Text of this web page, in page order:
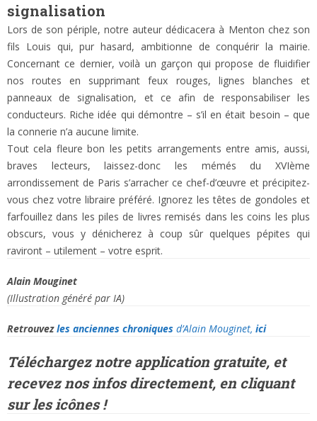
signalisation
Lors de son périple, notre auteur dédicacera à Menton chez son
fils Louis qui, pur hasard, ambitionne de conquérir la mairie.
Concernant ce dernier, voilà un garçon qui propose de fluidifier
nos routes en supprimant feux rouges, lignes blanches et
panneaux de signalisation, et ce afin de responsabiliser les
conducteurs. Riche idée qui démontre – s’il en était besoin – que
la connerie n’a aucune limite.
Tout cela fleure bon les petits arrangements entre amis, aussi,
braves lecteurs, laissez-donc les mémés du XVIème
arrondissement de Paris s’arracher ce chef-d’œuvre et précipitez-
vous chez votre libraire préféré. Ignorez les têtes de gondoles et
farfouillez dans les piles de livres remisés dans les coins les plus
obscurs, vous y dénicherez à coup sûr quelques pépites qui
raviront – utilement – votre esprit.
Alain Mouginet
(Illustration généré par IA)
Retrouvezles anciennes chroniques d’Alain Mouginet, ici
Téléchargez notre application gratuite, et
recevez nos infos directement, en cliquant
sur les icônes !